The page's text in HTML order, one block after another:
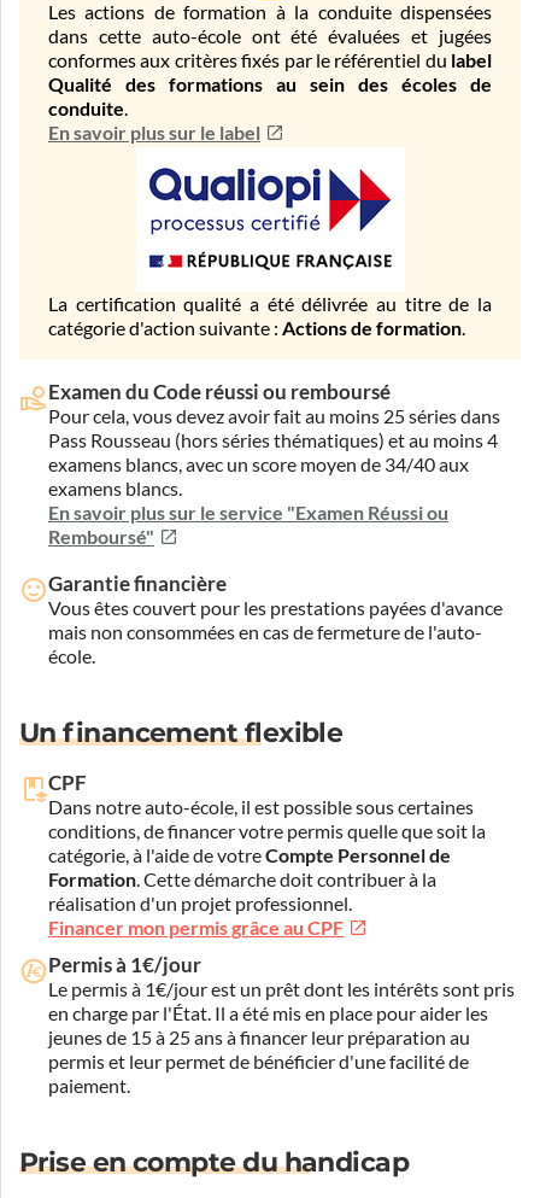
Les actions de formation à la conduite dispensées
dans cette auto-école ont été évaluées et jugées
conformes aux critères fixés par le référentiel du label
Qualité des formations au sein des écoles de
conduite.
En savoir plus sur le label
La certification qualité a été délivrée au titre de la
catégorie d'action suivante : Actions de formation.
Examen du Code réussi ou remboursé
Pour cela, vous devez avoir fait au moins 25 séries dans
Pass Rousseau (hors séries thématiques) et au moins 4
examens blancs, avec un score moyen de 34/40 aux
examens blancs.
En savoir plus sur le service "Examen Réussi ou
Remboursé"
Garantie financière
Vous êtes couvert pour les prestations payées d'avance
mais non consommées en cas de fermeture de l'auto-
école.
Un financement flexible
CPF
Dans notre auto-école, il est possible sous certaines
conditions, de financer votre permis quelle que soit la
catégorie, à l'aide de votreCompte Personnel de
Formation. Cette démarche doit contribuer à la
réalisation d'un projet professionnel.
Financer mon permis grâce au CPF
Permis à 1€/jour
Le permis à 1€/jour est un prêt dont les intérêts sont pris
en charge par l'État. Il a été mis en place pour aider les
jeunes de 15 à 25 ans à financer leur préparation au
permis et leur permet de bénéficier d'une facilité de
paiement.
Prise en compte du handicap